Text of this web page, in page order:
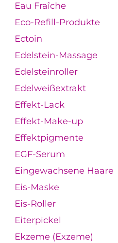
Eau Fraîche
Eco-Refill-Produkte
Ectoin
Edelstein-Massage
Edelsteinroller
Edelweißextrakt
Effekt-Lack
Effekt-Make-up
Effektpigmente
EGF-Serum
Eingewachsene Haare
Eis-Maske
Eis-Roller
Eiterpickel
Ekzeme (Exzeme)